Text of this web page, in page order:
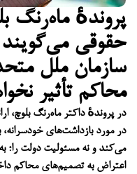
پروندهٔ ماه‌رنگ
حقوقی می‌گویند
سازمان ملل
محاکم تأثیر
در پروندهٔ داکتر ماه‌رنگ بلوچ،
در مورد بازداشت‌های
می‌کند و نه مسئولیت دولت را؛
اعتراض به تصمیم‌های محاکم